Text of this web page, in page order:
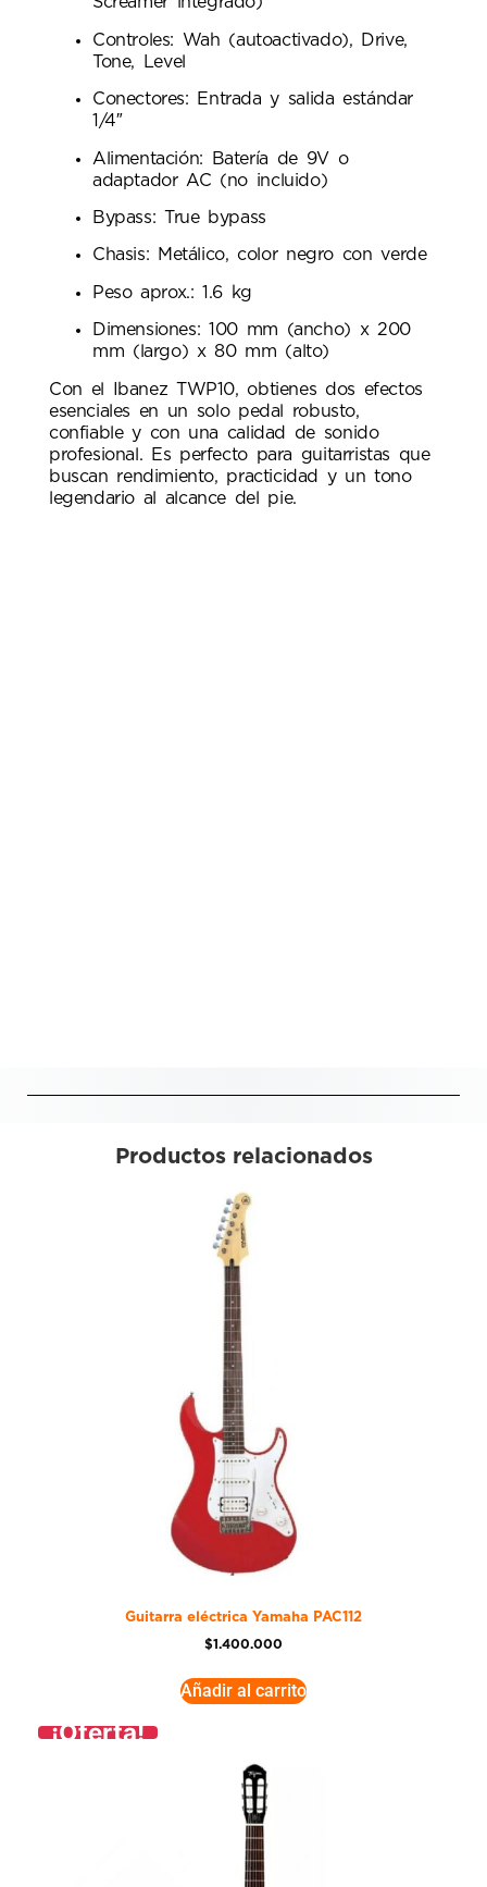
Controles: Wah (autoactivado), Drive,
Tone, Level
Conectores: Entrada y salida estándar
1/4″
Alimentación: Batería de 9V o
adaptador AC (no incluido)
Bypass: True bypass
Chasis: Metálico, color negro con verde
Peso aprox.: 1.6 kg
Dimensiones: 100 mm (ancho) x 200
mm (largo) x 80 mm (alto)
Con el Ibanez TWP10, obtienes dos efectos
esenciales en un solo pedal robusto,
confiable y con una calidad de sonido
profesional. Es perfecto para guitarristas que
buscan rendimiento, practicidad y un tono
legendario al alcance del pie.
Productos relacionados
Guitarra eléctrica Yamaha PAC112
$1.400.000
Añadir al carrito
¡Oferta!